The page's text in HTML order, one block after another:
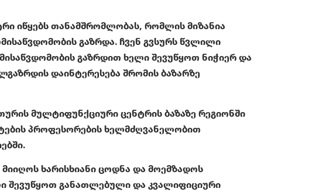
იწყებს თანამშრომლობას, რომლის მიზანია
გაზრდა. ჩვენ გვსურს წვლილი
გაზრდით ხელი შევუწყოთ ნიჭიერ და
დაინტერესება შრომის ბაზარზე
მულტიფუნქციური ცენტრის ბაზაზე რეგიონში
პროფესორების ხელმძღვანელობით
ხარისხიანი ცოდნა და მოემზადოს
შევუწყოთ განათლებული და კვალიფიციური